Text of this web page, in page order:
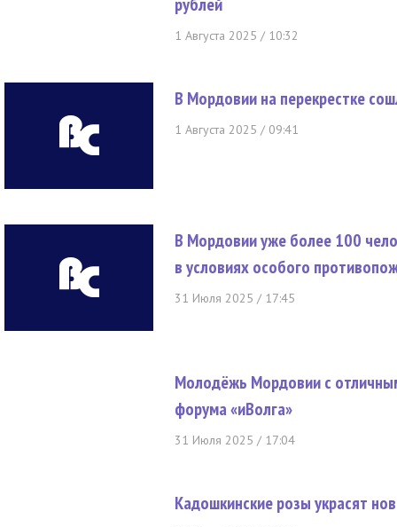
1 Августа 2025 / 10:32
В Мордовии на перекрестке
1 Августа 2025 / 09:41
В Мордовии уже более 100
в условиях особого
31 Июля 2025 / 17:45
Молодёжь Мордовии с
форума «иВолга»
31 Июля 2025 / 17:04
Кадошкинские розы украсят